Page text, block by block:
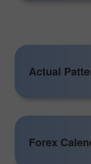
Actual
Forex